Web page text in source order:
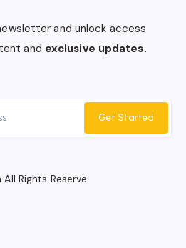
and unlock access
and exclusive updates.
Get Started
All Rights Reserve